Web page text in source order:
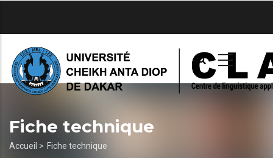
principal
Fiche technique
Fil
Accueil > Fiche technique